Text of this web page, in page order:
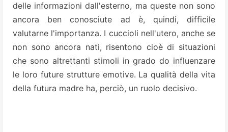
delle informazioni dall'esterno, ma queste non sono
ancora ben conosciute ad è, quindi, difficile
valutarne l'importanza. I cuccioli nell'utero, anche se
non sono ancora nati, risentono cioè di situazioni
che sono altrettanti stimoli in grado do influenzare
le loro future strutture emotive. La qualità della vita
della futura madre ha, perciò, un ruolo decisivo.